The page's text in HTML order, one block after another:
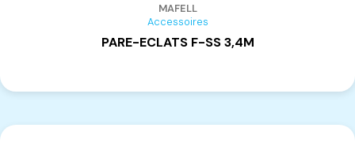
MAFELL
Accessoires
PARE-ECLATS F-SS 3,4M